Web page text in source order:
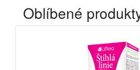
Oblíbené